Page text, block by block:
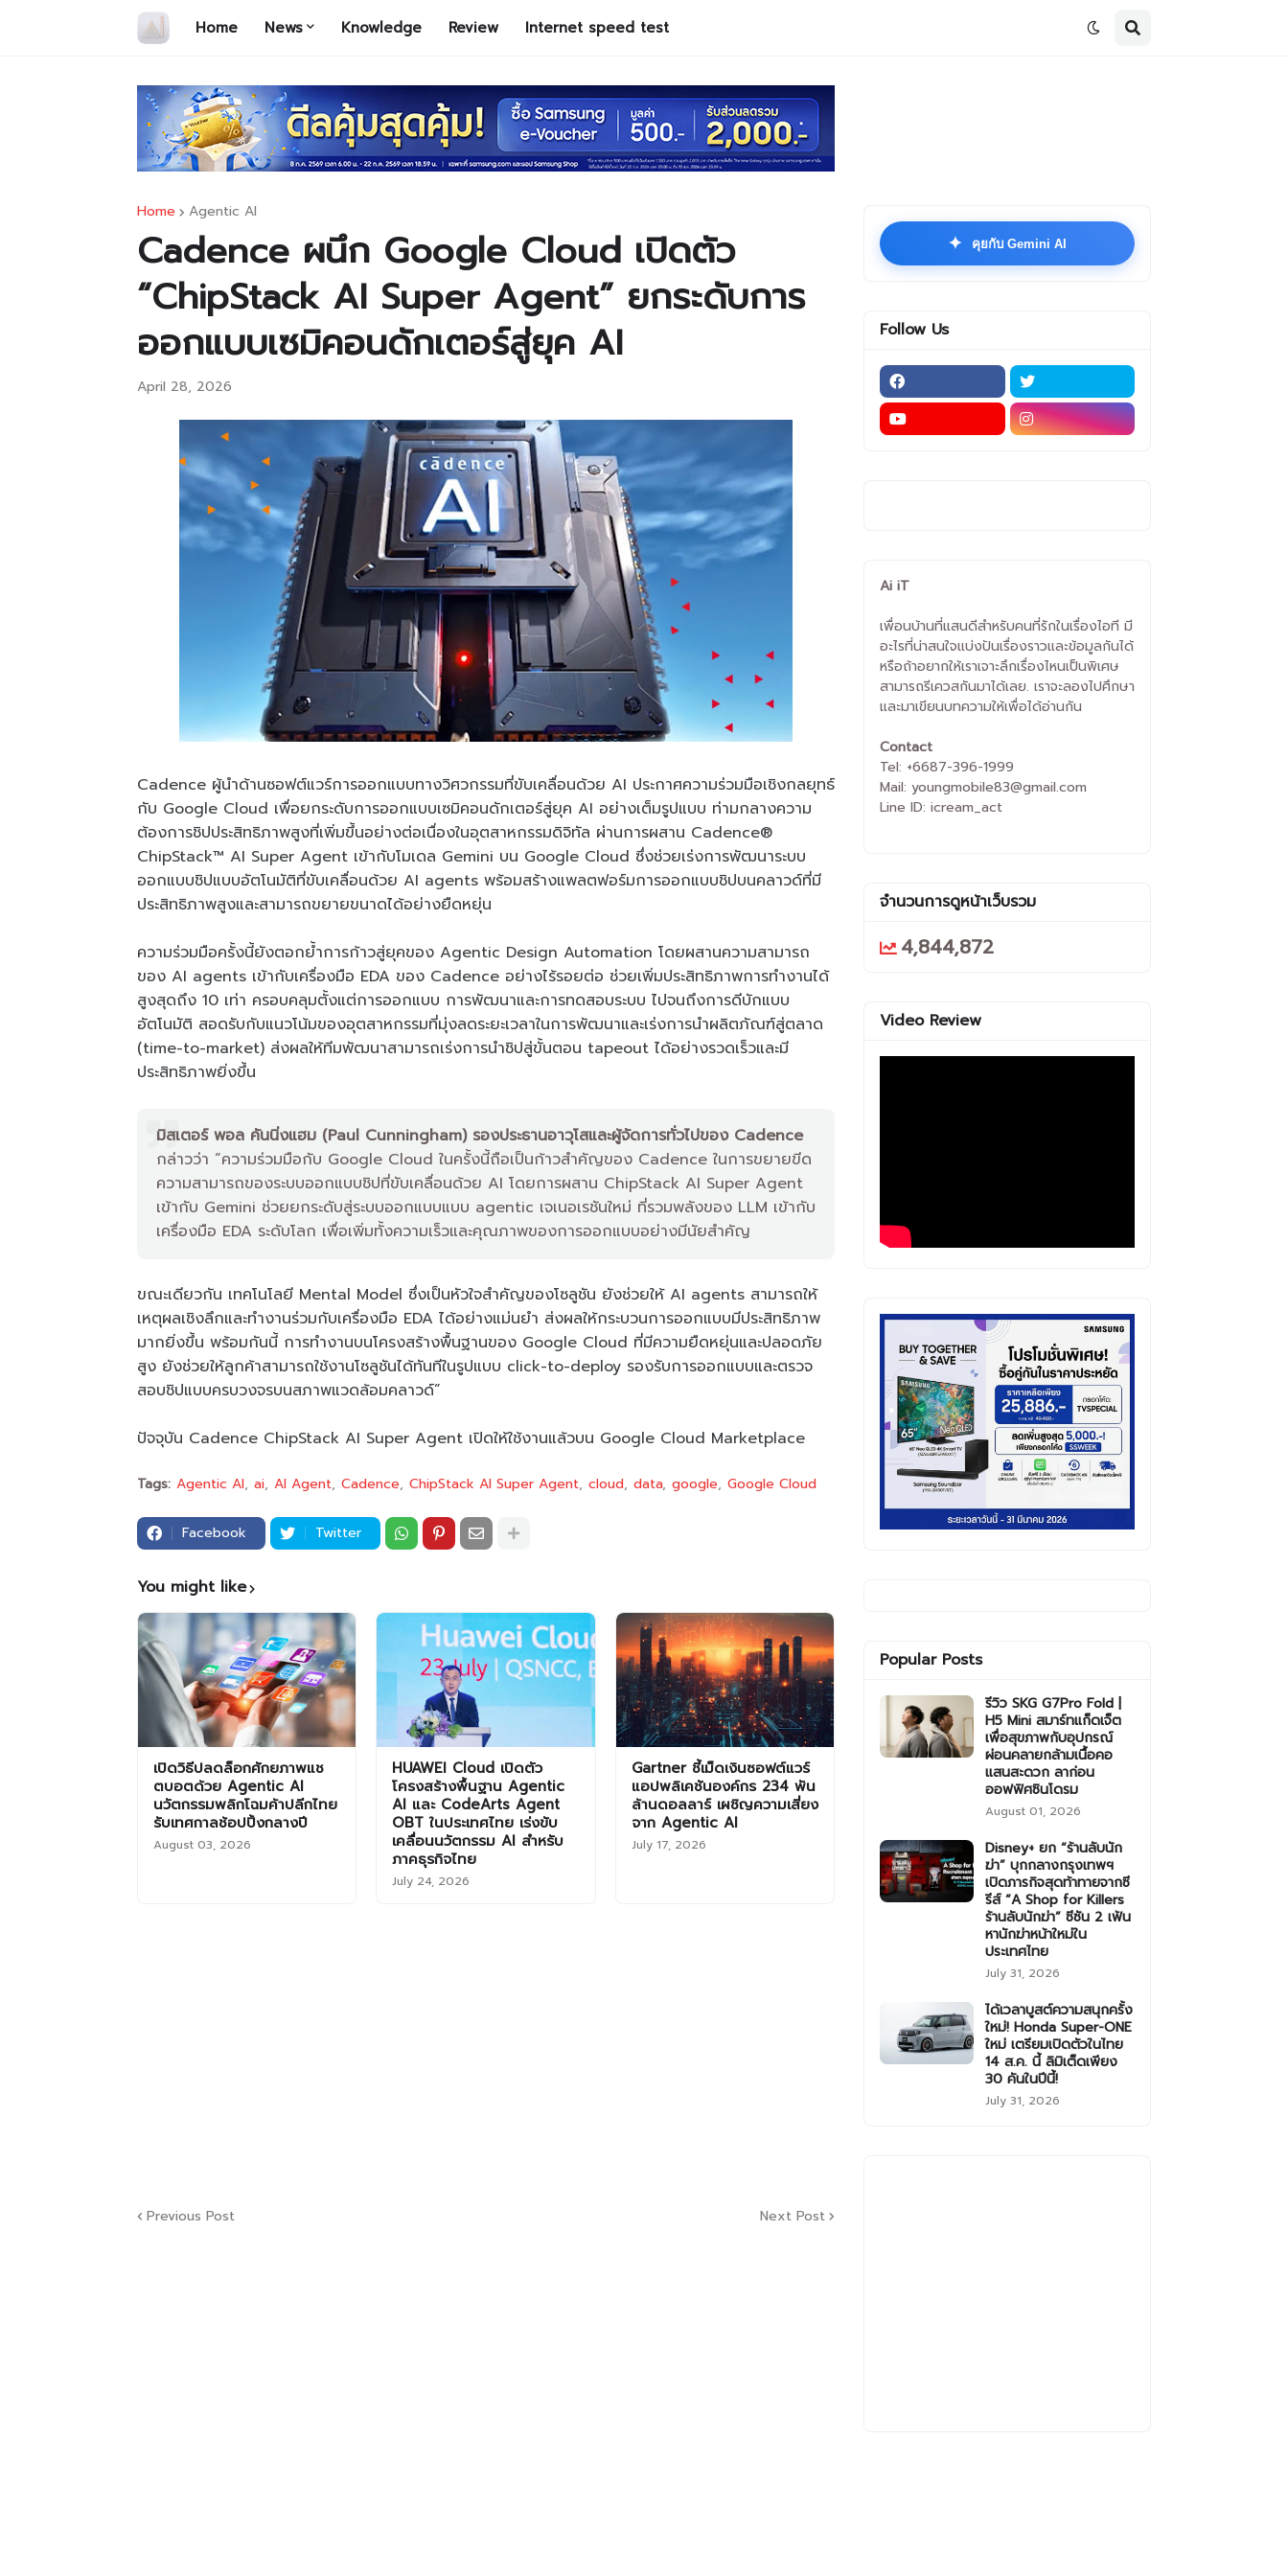
Home News Knowledge Review Internet speed test
Home Agentic AI
Cadence ผนึก Google Cloud เปิดตัว
“ChipStack AI Super Agent” ยกระดับการ
ออกแบบเซมิคอนดักเตอร์สู่ยุค AI
April 28, 2026
Cadence ผู้นำด้านซอฟต์แวร์การออกแบบทางวิศวกรรมที่ขับเคลื่อนด้วย AI ประกาศความร่วมมือเชิงกลยุทธ์
กับ Google Cloud เพื่อยกระดับการออกแบบเซมิคอนดักเตอร์สู่ยุค AI อย่างเต็มรูปแบบ ท่ามกลางความ
ต้องการชิปประสิทธิภาพสูงที่เพิ่มขึ้นอย่างต่อเนื่องในอุตสาหกรรมดิจิทัล ผ่านการผสาน Cadence®
ChipStack™ AI Super Agent เข้ากับโมเดล Gemini บน Google Cloud ซึ่งช่วยเร่งการพัฒนาระบบ
ออกแบบชิปแบบอัตโนมัติที่ขับเคลื่อนด้วย AI agents พร้อมสร้างแพลตฟอร์มการออกแบบชิปบนคลาวด์ที่มี
ประสิทธิภาพสูงและสามารถขยายขนาดได้อย่างยืดหยุ่น
ความร่วมมือครั้งนี้ยังตอกย้ำการก้าวสู่ยุคของ Agentic Design Automation โดยผสานความสามารถ
ของ AI agents เข้ากับเครื่องมือ EDA ของ Cadence อย่างไร้รอยต่อ ช่วยเพิ่มประสิทธิภาพการทำงานได้
สูงสุดถึง 10 เท่า ครอบคลุมตั้งแต่การออกแบบ การพัฒนาและการทดสอบระบบ ไปจนถึงการดีบักแบบ
อัตโนมัติ สอดรับกับแนวโน้มของอุตสาหกรรมที่มุ่งลดระยะเวลาในการพัฒนาและเร่งการนำผลิตภัณฑ์สู่ตลาด
(time-to-market) ส่งผลให้ทีมพัฒนาสามารถเร่งการนำชิปสู่ขั้นตอน tapeout ได้อย่างรวดเร็วและมี
ประสิทธิภาพยิ่งขึ้น
มิสเตอร์ พอล คันนิ่งแฮม (Paul Cunningham) รองประธานอาวุโสและผู้จัดการทั่วไปของ Cadence
กล่าวว่า “ความร่วมมือกับ Google Cloud ในครั้งนี้ถือเป็นก้าวสำคัญของ Cadence ในการขยายขีด
ความสามารถของระบบออกแบบชิปที่ขับเคลื่อนด้วย AI โดยการผสาน ChipStack AI Super Agent
เข้ากับ Gemini ช่วยยกระดับสู่ระบบออกแบบแบบ agentic เจเนอเรชันใหม่ ที่รวมพลังของ LLM เข้ากับ
เครื่องมือ EDA ระดับโลก เพื่อเพิ่มทั้งความเร็วและคุณภาพของการออกแบบอย่างมีนัยสำคัญ
ขณะเดียวกัน เทคโนโลยี Mental Model ซึ่งเป็นหัวใจสำคัญของโซลูชัน ยังช่วยให้ AI agents สามารถให้
เหตุผลเชิงลึกและทำงานร่วมกับเครื่องมือ EDA ได้อย่างแม่นยำ ส่งผลให้กระบวนการออกแบบมีประสิทธิภาพ
มากยิ่งขึ้น พร้อมกันนี้ การทำงานบนโครงสร้างพื้นฐานของ Google Cloud ที่มีความยืดหยุ่นและปลอดภัย
สูง ยังช่วยให้ลูกค้าสามารถใช้งานโซลูชันได้ทันทีในรูปแบบ click-to-deploy รองรับการออกแบบและตรวจ
สอบชิปแบบครบวงจรบนสภาพแวดล้อมคลาวด์”
ปัจจุบัน Cadence ChipStack AI Super Agent เปิดให้ใช้งานแล้วบน Google Cloud Marketplace
Tags: Agentic AI ai AI Agent Cadence ChipStack AI Super Agent cloud data google Google Cloud
Facebook Twitter
You might like
เปิดวิธีปลดล็อกศักยภาพแช
ตบอตด้วย Agentic AI
นวัตกรรมพลิกโฉมค้าปลีกไทย
รับเทศกาลช้อปปิ้งกลางปี
August 03, 2026
HUAWEI Cloud เปิดตัว
โครงสร้างพื้นฐาน Agentic
AI และ CodeArts Agent
OBT ในประเทศไทย เร่งขับ
เคลื่อนนวัตกรรม AI สำหรับ
ภาคธุรกิจไทย
July 24, 2026
Gartner ชี้เม็ดเงินซอฟต์แวร์
แอปพลิเคชันองค์กร 234 พัน
ล้านดอลลาร์ เผชิญความเสี่ยง
จาก Agentic AI
July 17, 2026
Previous Post Next Post
✦ คุยกับ Gemini AI
Follow Us
Ai iT
เพื่อนบ้านที่แสนดีสำหรับคนที่รักในเรื่องไอที มี
อะไรที่น่าสนใจแบ่งปันเรื่องราวและข้อมูลกันได้
หรือถ้าอยากให้เราเจาะลึกเรื่องไหนเป็นพิเศษ
สามารถรีเควสกันมาได้เลย. เราจะลองไปศึกษา
และมาเขียนบทความให้เพื่อได้อ่านกัน
Contact
Tel: +6687-396-1999
Mail: youngmobile83@gmail.com
Line ID: icream_act
จำนวนการดูหน้าเว็บรวม
4,844,872
Video Review
Popular Posts
รีวิว SKG G7Pro Fold |
H5 Mini สมาร์ทแก็ดเจ็ต
เพื่อสุขภาพกับอุปกรณ์
ผ่อนคลายกล้ามเนื้อคอ
แสนสะดวก ลาก่อน
ออฟฟิศซินโดรม
August 01, 2026
Disney+ ยก “ร้านลับนัก
ฆ่า” บุกกลางกรุงเทพฯ
เปิดภารกิจสุดท้าทายจากซี
รีส์ “A Shop for Killers
ร้านลับนักฆ่า” ซีซัน 2 เฟ้น
หานักฆ่าหน้าใหม่ใน
ประเทศไทย
July 31, 2026
ได้เวลาบูสต์ความสนุกครั้ง
ใหม่! Honda Super-ONE
ใหม่ เตรียมเปิดตัวในไทย
14 ส.ค. นี้ ลิมิเต็ดเพียง
30 คันในปีนี้!
July 31, 2026